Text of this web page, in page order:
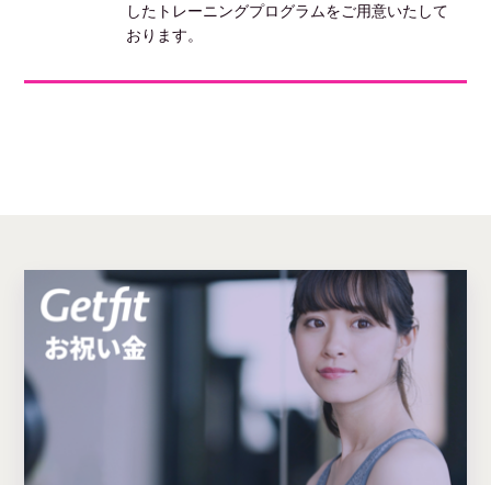
したトレーニングプログラムをご用意いたして
おります。